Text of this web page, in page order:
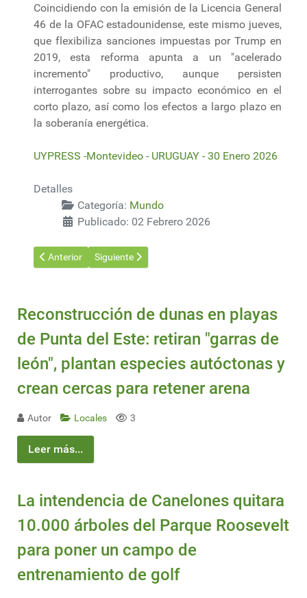
Coincidiendo con la emisión de la Licencia General
46 de la OFAC estadounidense, este mismo jueves,
que flexibiliza sanciones impuestas por Trump en
2019, esta reforma apunta a un "acelerado
incremento" productivo, aunque persisten
interrogantes sobre su impacto económico en el
corto plazo, así como los efectos a largo plazo en
la soberanía energética.
UYPRESS -Montevideo - URUGUAY - 30 Enero 2026
Detalles
Categoría: Mundo
Publicado: 02 Febrero 2026
Artículo anterior: China tomará "las medidas necesarias"
Anterior Artículo siguiente: Japón reinicia la planta
Siguiente
Reconstrucción de dunas en playas
de Punta del Este: retiran "garras de
león", plantan especies autóctonas y
crean cercas para retener arena
Autor Locales 3
Leer más...
La intendencia de Canelones quitara
10.000 árboles del Parque Roosevelt
para poner un campo de
entrenamiento de golf